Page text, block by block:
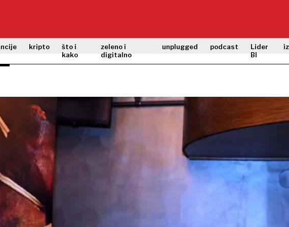
kripto
što i
kako
zeleno i
digitalno
unplugged podcast
Lider
BI